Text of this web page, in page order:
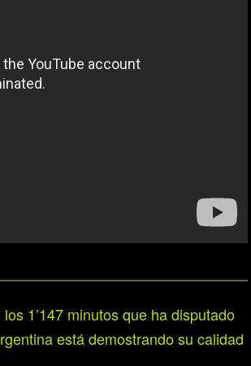
1’147 minutos que ha disputado
está demostrando su calidad